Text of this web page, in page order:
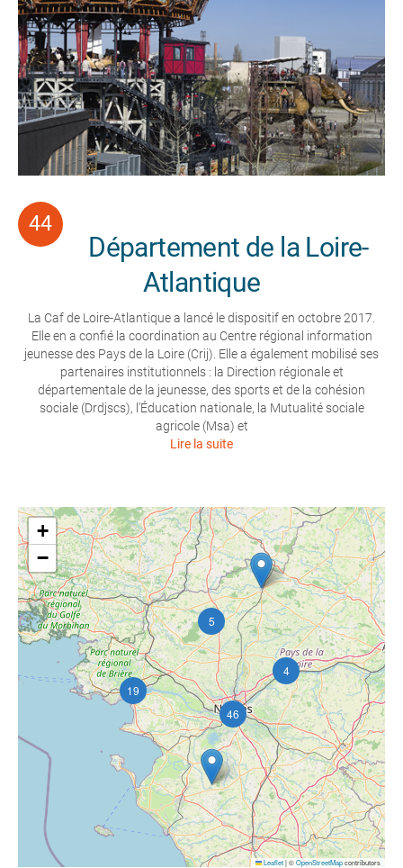
Département de la Loire-
Atlantique
La Caf de Loire-Atlantique a lancé le dispositif en octobre 2017.
Elle en a confié la coordination au Centre régional information
jeunesse des Pays de la Loire (Crij). Elle a également mobilisé ses
partenaires institutionnels : la Direction régionale et
départementale de la jeunesse, des sports et de la cohésion
sociale (Drdjscs), l’Éducation nationale, la Mutualité sociale
agricole (Msa) et
Lire la suite
5
4
19
46
+
−
Leaflet|©OpenStreetMapcontributors